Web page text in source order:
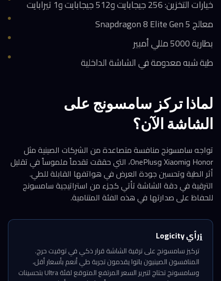
خيارات التخزين: 256 جيجابايت و512 جيجابايت و1 تيرابايت
معالج Snapdragon 8 Elite Gen 5
بطارية 5000 مللي أمبير
طية شبه معدومة في الشاشة الداخلية
لماذا تركز سامسونج على
الشاشة الآن؟
تواجه سامسونج منافسة متصاعدة من الشركات الصينية مثل
Honor وXiaomi وOnePlus، التي حققت تقدماً ملموساً في تقليل
أثر الطية وتحسين جودة العرض في هواتفها القابلة للطي.
الترقية في دقة الشاشة تأتي كجزء من استراتيجية سامسونج
للحفاظ على صدارتها في هذه الفئة المتنامية.
ℹ️رأي Logicity
تركيز سامسونج على ترقية الشاشة قرار ذكي في توقيت حرج.
المنافسون الصينيون باتوا يقدمون تجربة طي أنعم بأسعار أقل،
وسامسونج تحتاج لتبرير السعر المرتفع المتوقع لفئة Ultra بتحسينات